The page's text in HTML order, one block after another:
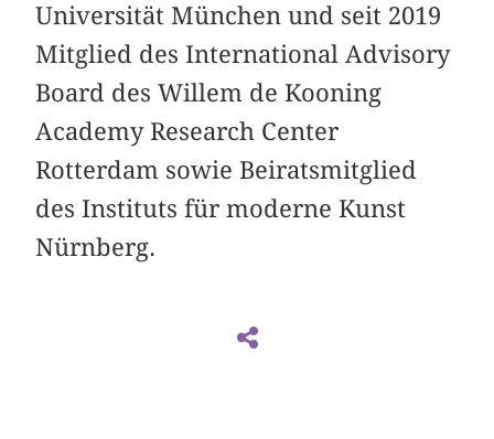
Universität München und seit 2019
Mitglied des International Advisory
Board des Willem de Kooning
Academy Research Center
Rotterdam sowie Beiratsmitglied
des Instituts für moderne Kunst
Nürnberg.